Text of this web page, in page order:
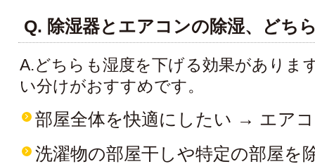
Q. 除湿器とエアコンの除湿、どち
A.どちらも湿度を下げる効果がありま
い分けがおすすめです。
部屋全体を快適にしたい → エア
洗濯物の部屋干しや特定の部屋を